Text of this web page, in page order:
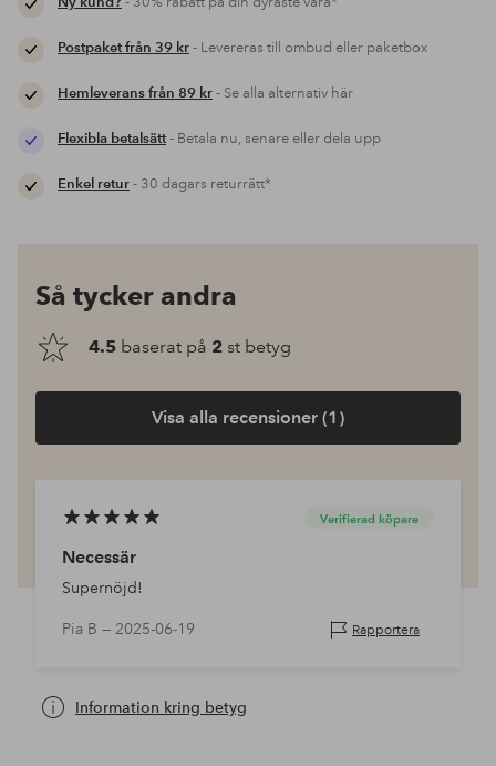
Postpaket från 39 kr- Levereras till ombud eller paketbox
Hemleverans från 89 kr- Se alla alternativ här
Flexibla betalsätt- Betala nu, senare eller dela upp
Enkel retur- 30 dagars returrätt*
Så tycker andra
4.5 baserat på 2 st betyg
Visa alla recensioner (1)
Verifierad köpare
Necessär
Supernöjd!
Pia B — 2025-06-19 Rapportera
Information kring betyg